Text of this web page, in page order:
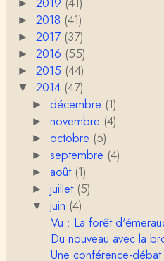
Anonymous
Porteuses d'eau. Là
servir à quelque
Christophe
C'est peut-être là où il
u'on appelle le
Anonymous
Je pense que VB a
disparition du genre
Sylvain Lejeune
Bonjour, j'ai trouvé
France très
Christophe
►
► 2018 (41)
► 2017 (37)
► 2016 (55)
► 2015 (44)
▼ 2014 (47)
► décembre (1)
►novembre (4)
► octobre (5)
►septembre (4)
►août (1)
►juillet (5)
▼juin (4)
Vu : La forêt
Du nouveau avec la
Une conférence-